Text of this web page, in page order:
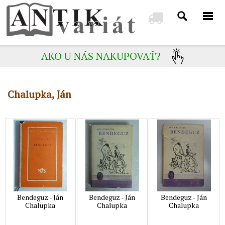
AKO U NÁS NAKUPOVAŤ?
Chalupka, Ján
Bendeguz - Ján
Chalupka
Bendeguz - Ján
Chalupka
Bendeguz - Ján
Chalupka